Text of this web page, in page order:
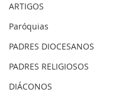
ARTIGOS
Paróquias
PADRES DIOCESANOS
PADRES RELIGIOSOS
DIÁCONOS